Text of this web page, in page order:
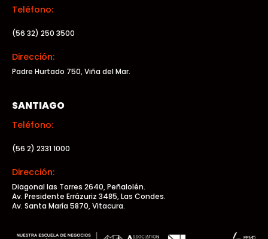
Teléfono:
(56 32) 250 3500
Dirección:
Padre Hurtado 750, Viña del Mar.
SANTIAGO
Teléfono:
(56 2) 2331 1000
Dirección:
Diagonal las Torres 2640, Peñalolén.
Av. Presidente Errázuriz 3485, Las Condes.
Av. Santa María 5870, Vitacura.